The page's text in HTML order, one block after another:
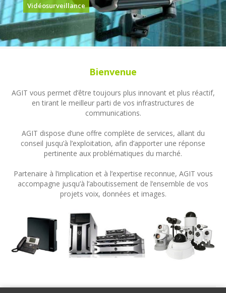
Vidéosurveillance
Bienvenue
AGIT vous permet d’être toujours plus innovant et plus réactif,
en tirant le meilleur parti de vos infrastructures de
communications.
AGIT dispose d’une offre complète de services, allant du
conseil jusqu’à l’exploitation, afin d’apporter une réponse
pertinente aux problématiques du marché.
Partenaire à l’implication et à l’expertise reconnue, AGIT vous
accompagne jusqu’à l’aboutissement de l’ensemble de vos
projets voix, données et images.